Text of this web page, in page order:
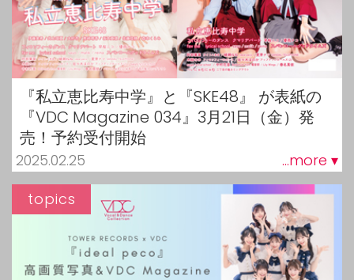
『私立恵比寿中学』と『SKE48』 が表紙の
『VDC Magazine 034』3月21日（金）発
売！予約受付開始
2025.02.25 ...more ▾
topics